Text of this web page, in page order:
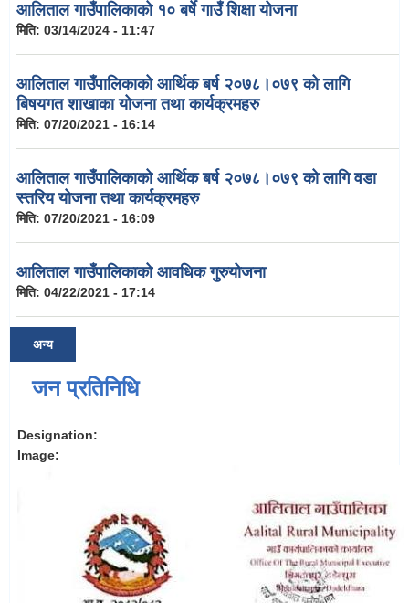
आलिताल गाउँपालिकाको १० बर्षे गाउँ शिक्षा योजना
मिति: 03/14/2024 - 11:47
आलिताल गाउँपालिकाको आर्थिक बर्ष २०७८।०७९ को लागि
बिषयगत शाखाका योजना तथा कार्यक्रमहरु
मिति: 07/20/2021 - 16:14
आलिताल गाउँपालिकाको आर्थिक बर्ष २०७८।०७९ को लागि वडा
स्तरिय योजना तथा कार्यक्रमहरु
मिति: 07/20/2021 - 16:09
आलिताल गाउँपालिकाको आवधिक गुरुयोजना
मिति: 04/22/2021 - 17:14
अन्य
जन प्रतिनिधि
Designation:
Image: